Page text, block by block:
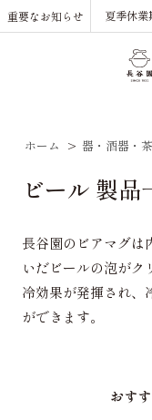
重要なお知らせ 夏季休業
ホーム > 器・酒器・
ビール 製品
長谷園のビアマグは
いだビールの泡がク
冷効果が発揮され、
ができます。
おす